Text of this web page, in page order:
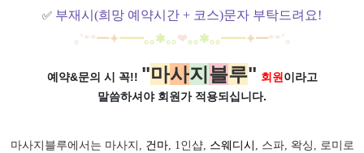
✅ 부재시(희망 예약시간 + 코스)문자 부탁드려요!
｡˚**━✦━━｡｡✱｡｡❤｡｡✱｡｡━━✦━**˚｡
예약&문의 시 꼭!! "마사지 블루" 회원 이라고
말씀하셔야 회원가 적용되십니다.
마사지블루에서는 마사지, 건마, 1인샵, 스웨디시 , 스파, 왁싱, 로미로